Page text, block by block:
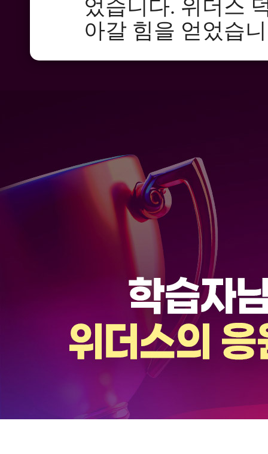
었습니다. 위더스
아갈 힘을 얻었습